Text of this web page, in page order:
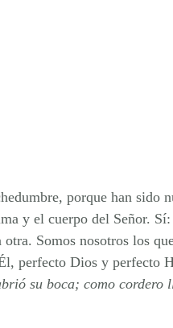
porque han sido
y el cuerpo del Señor.
Somos nosotros los
perfecto Dios y perfecto
su boca; como cordero